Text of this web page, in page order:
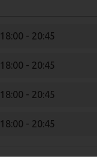
18:00 - 20:45
18:00 - 20:45
18:00 - 20:45
18:00 - 20:45